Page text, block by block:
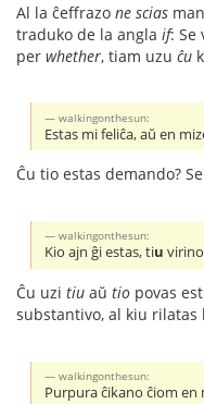
Al la ĉeffrazo ne scias
traduko de la angla if: Se
per whether, tiam uzu ĉu
walkingonthesun:
Estas mi feliĉa, aŭ en
Ĉu tio estas demando?
walkingonthesun:
Kio ajn ĝi estas, tiu
Ĉu uzi tiu aŭ tio povas
substantivo, al kiu rilatas
walkingonthesun:
Purpura ĉikano ĉiom en